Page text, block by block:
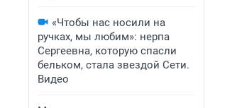
«Чтобы нас носили на
ручках, мы любим»: нерпа
Сергеевна, которую спасли
бельком, стала звездой Сети.
Видео